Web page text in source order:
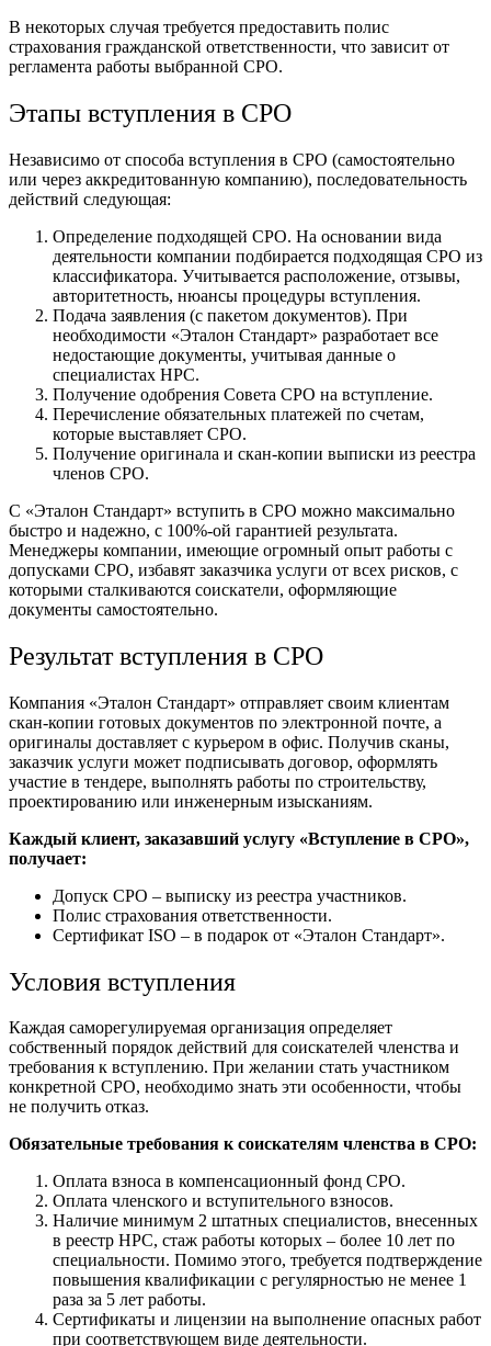
В некоторых случая требуется предоставить полис
страхования гражданской ответственности, что зависит от
регламента работы выбранной СРО.
Этапы вступления в СРО
Независимо от способа вступления в СРО (самостоятельно
или через аккредитованную компанию), последовательность
действий следующая:
Определение подходящей СРО. На основании вида
деятельности компании подбирается подходящая СРО из
классификатора. Учитывается расположение, отзывы,
авторитетность, нюансы процедуры вступления.
Подача заявления (с пакетом документов). При
необходимости «Эталон Стандарт» разработает все
недостающие документы, учитывая данные о
специалистах НРС.
Получение одобрения Совета СРО на вступление.
Перечисление обязательных платежей по счетам,
которые выставляет СРО.
Получение оригинала и скан-копии выписки из реестра
членов СРО.
С «Эталон Стандарт» вступить в СРО можно максимально
быстро и надежно, с 100%-ой гарантией результата.
Менеджеры компании, имеющие огромный опыт работы с
допусками СРО, избавят заказчика услуги от всех рисков, с
которыми сталкиваются соискатели, оформляющие
документы самостоятельно.
Результат вступления в СРО
Компания «Эталон Стандарт» отправляет своим клиентам
скан-копии готовых документов по электронной почте, а
оригиналы доставляет с курьером в офис. Получив сканы,
заказчик услуги может подписывать договор, оформлять
участие в тендере, выполнять работы по строительству,
проектированию или инженерным изысканиям.
Каждый клиент, заказавший услугу «Вступление в СРО»,
получает:
Допуск СРО – выписку из реестра участников.
Полис страхования ответственности.
Сертификат ISO – в подарок от «Эталон Стандарт».
Условия вступления
Каждая саморегулируемая организация определяет
собственный порядок действий для соискателей членства и
требования к вступлению. При желании стать участником
конкретной СРО, необходимо знать эти особенности, чтобы
не получить отказ.
Обязательные требования к соискателям членства в СРО:
Оплата взноса в компенсационный фонд СРО.
Оплата членского и вступительного взносов.
Наличие минимум 2 штатных специалистов, внесенных
в реестр НРС, стаж работы которых – более 10 лет по
специальности. Помимо этого, требуется подтверждение
повышения квалификации с регулярностью не менее 1
раза за 5 лет работы.
Сертификаты и лицензии на выполнение опасных работ
при соответствующем виде деятельности.